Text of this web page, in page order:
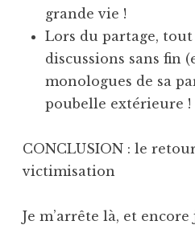
grande vie !
Lors du partage,
discussions sans fin
monologues de sa
poubelle extérieure !
CONCLUSION : le
victimisation
Je m’arrête là, et encore